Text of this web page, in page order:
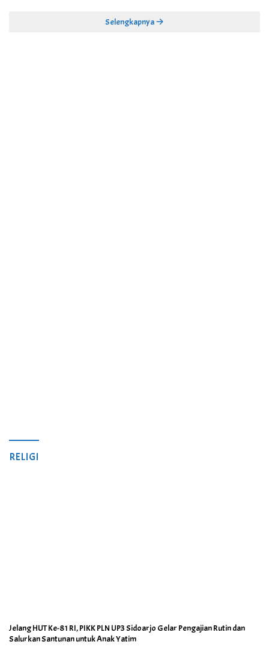
Selengkapnya
RELIGI
Jelang HUT Ke-81 RI, PIKK PLN UP3 Sidoarjo Gelar Pengajian Rutin dan
Salurkan Santunan untuk Anak Yatim